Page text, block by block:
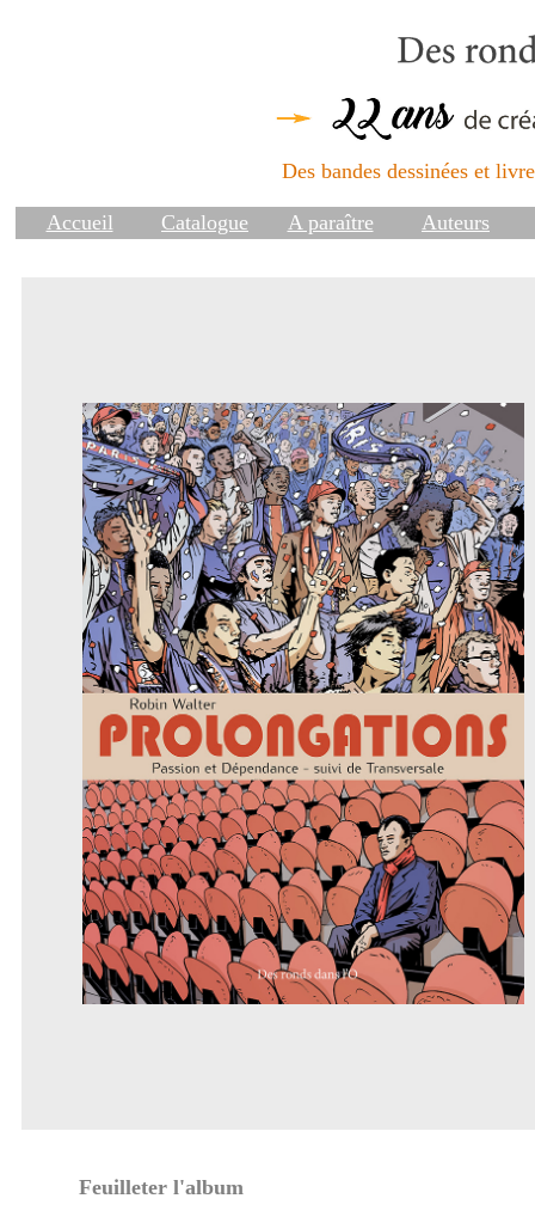
Des bandes dessinées et
Accueil Catalogue A paraître Auteurs
Feuilleter l'album